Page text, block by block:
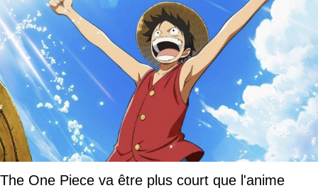
The One Piece va être plus court que l'anime